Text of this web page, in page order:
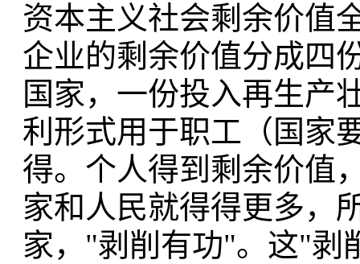
资本主义社会剩余价值
企业的剩余价值分成四
国家，一份投入再生产
利形式用于职工（国家
得。个人得到剩余价值
家和人民就得得更多，
家，"剥削有功"。这"剥